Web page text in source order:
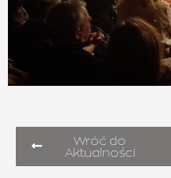
Wróć do
Aktualności